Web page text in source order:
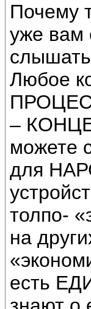
Почему
уже вам
Любое
–
можете
для
толпо-
на
есть